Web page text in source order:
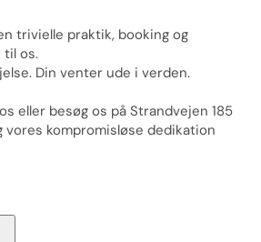
trivielle praktik, booking og
til os.
Din venter ude i verden.
eller besøg os på Strandvejen 185
vores kompromisløse dedikation